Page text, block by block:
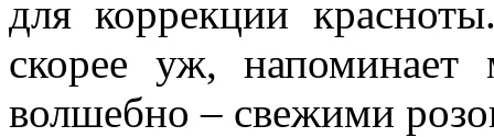
для коррекции
скорее уж, напоминает
волшебно – свежими